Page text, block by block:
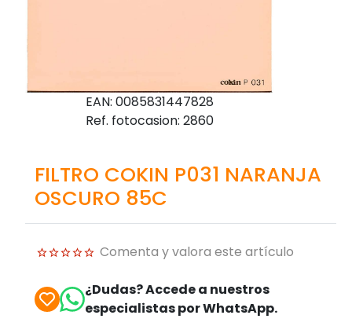
EAN: 0085831447828
Ref. fotocasion: 2860
FILTRO COKIN P031 NARANJA
OSCURO 85C
Comenta y valora este artículo
¿Dudas? Accede a nuestros
especialistas por WhatsApp.